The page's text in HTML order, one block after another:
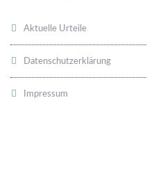
Aktuelle Urteile
Datenschutzerklärung
Impressum